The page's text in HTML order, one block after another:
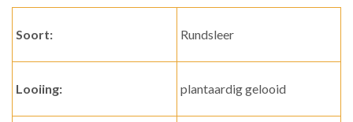
Soort: Rundsleer
Looiing: plantaardig gelooid